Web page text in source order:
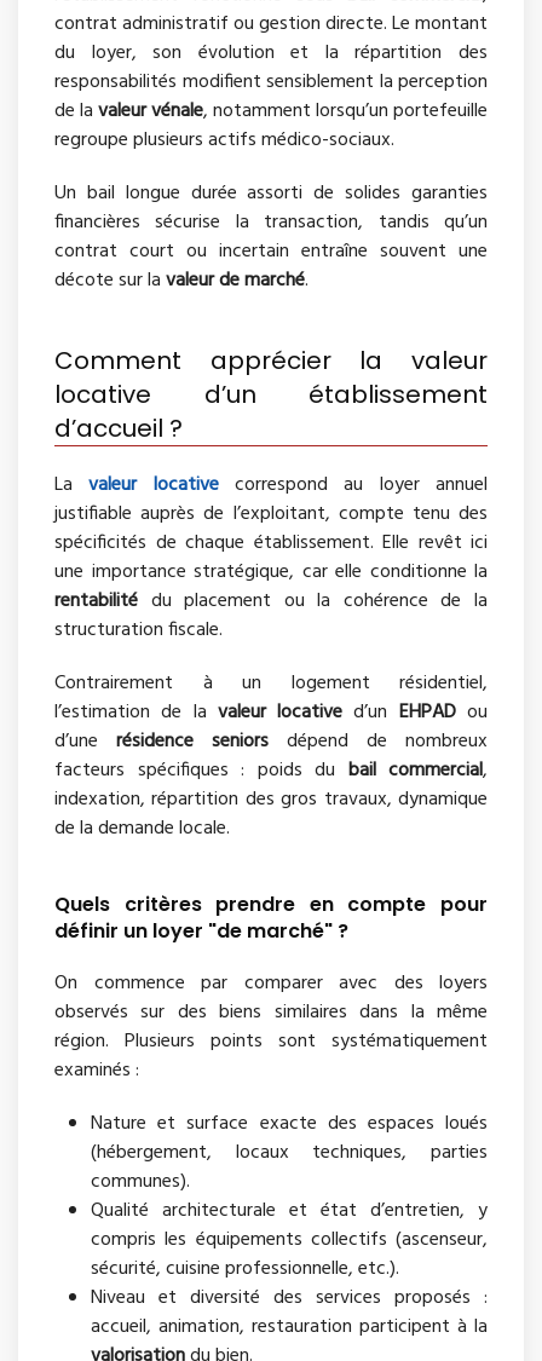
contrat administratif ou gestion directe. Le montant
du loyer, son évolution et la répartition des
responsabilités modifient sensiblement la perception
de lavaleur vénale, notamment lorsqu’un portefeuille
regroupe plusieurs actifs médico-sociaux.
Un bail longue durée assorti de solides garanties
financières sécurise la transaction, tandis qu’un
contrat court ou incertain entraîne souvent une
décote sur lavaleur de marché.
Comment apprécier la valeur
locative d’un établissement
d’accueil ?
Lavaleur locativecorrespond au loyer annuel
justifiable auprès de l’exploitant, compte tenu des
spécificités de chaque établissement. Elle revêt ici
une importance stratégique, car elle conditionne la
rentabilité du placement ou la cohérence de la
structuration fiscale.
Contrairement à un logement résidentiel,
l’estimation de la valeur locative d’un EHPADou
d’une résidence seniors dépend de nombreux
facteurs spécifiques : poids du bail commercial,
indexation, répartition des gros travaux, dynamique
de la demande locale.
Quels critères prendre en compte pour
définir un loyer "de marché" ?
On commence par comparer avec des loyers
observés sur des biens similaires dans la même
région. Plusieurs points sont systématiquement
examinés :
Nature et surface exacte des espaces loués
(hébergement, locaux techniques, parties
communes).
Qualité architecturale et état d’entretien, y
compris les équipements collectifs (ascenseur,
sécurité, cuisine professionnelle, etc.).
Niveau et diversité des services proposés :
accueil, animation, restauration participent à la